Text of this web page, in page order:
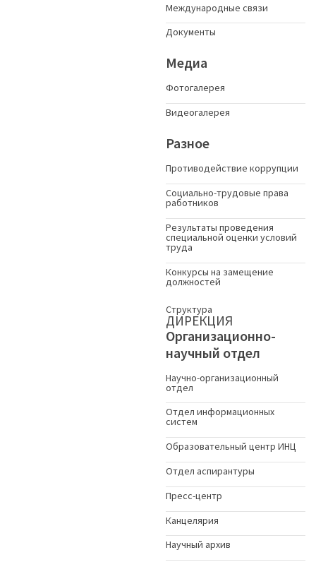
Международные связи
Документы
Медиа
Фотогалерея
Видеогалерея
Разное
Противодействие коррупции
Социально-трудовые права
работников
Результаты проведения
специальной оценки условий
труда
Конкурсы на замещение
должностей
Структура
ДИРЕКЦИЯ
Организационно-
научный отдел
Научно-организационный
отдел
Отдел информационных
систем
Образовательный центр ИНЦ
Отдел аспирантуры
Пресс-центр
Канцелярия
Научный архив